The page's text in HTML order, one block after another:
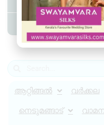
Admin YS April 8, 2024
ആറ്റിങ്ങൽ വർക്കല
നെടുമങ്ങാട്